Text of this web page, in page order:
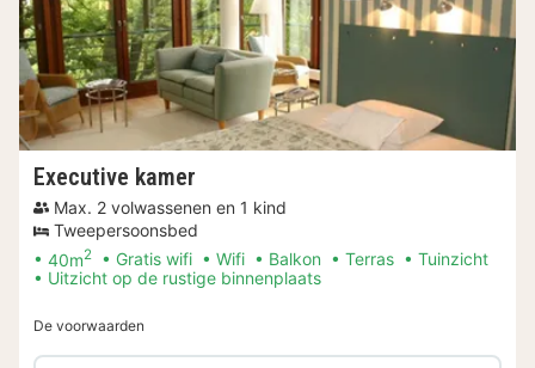
Executive kamer
Max. 2 volwassenen en 1 kind
Tweepersoonsbed
40m2 Gratis wifi Wifi Balkon Terras
Tuinzicht
Uitzicht op de rustige binnenplaats
De voorwaarden